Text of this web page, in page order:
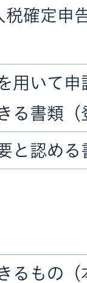
税確定申
用いて申
る書類
と認める
るもの